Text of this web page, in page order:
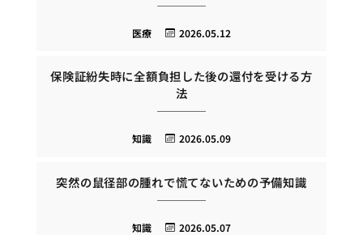
2026.05.12
医療
保険証紛失時に全額負担した後の還付を受ける方
法
2026.05.09
知識
突然の鼠径部の腫れで慌てないための予備知識
2026.05.07
知識